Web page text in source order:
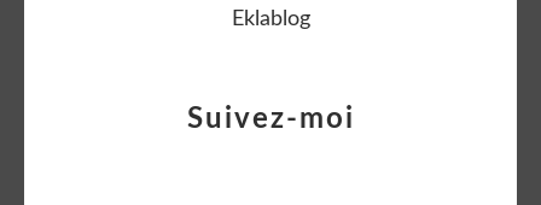
Suivez-moi
Eklablog